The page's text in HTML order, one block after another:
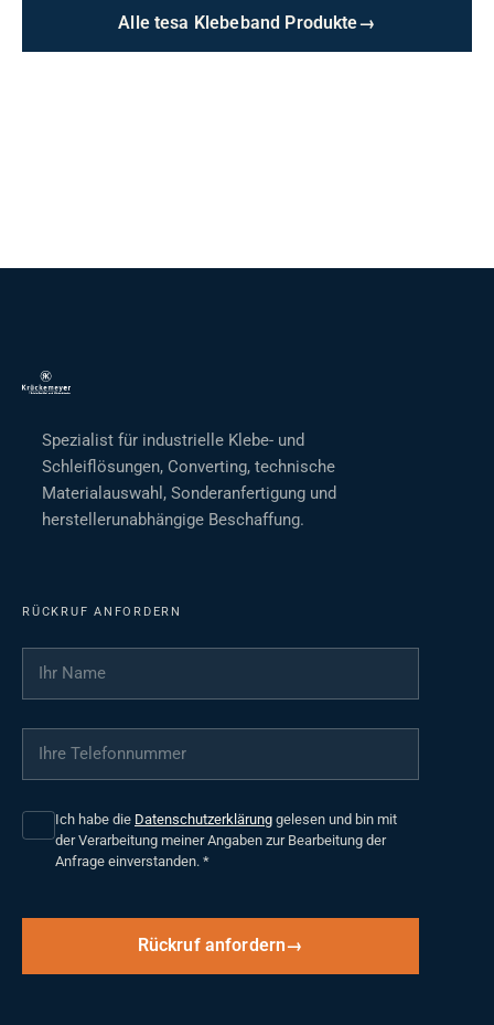
Alle tesa Klebeband Produkte→
Spezialist für industrielle Klebe- und
Schleiflösungen, Converting, technische
Materialauswahl, Sonderanfertigung und
herstellerunabhängige Beschaffung.
RÜCKRUF ANFORDERN
Ihr Name
Ihre Telefonnummer
Ich habe die Datenschutzerklärung gelesen und bin mit
der Verarbeitung meiner Angaben zur Bearbeitung der
Anfrage einverstanden. *
Rückruf anfordern